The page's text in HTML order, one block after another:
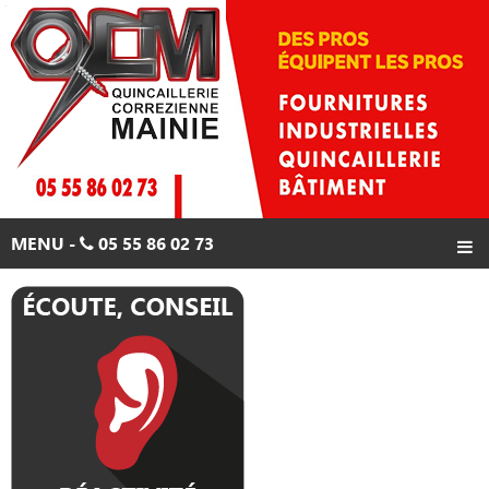
Skip
to
content
MENU - 05 55 86 02 73
ACCUEIL